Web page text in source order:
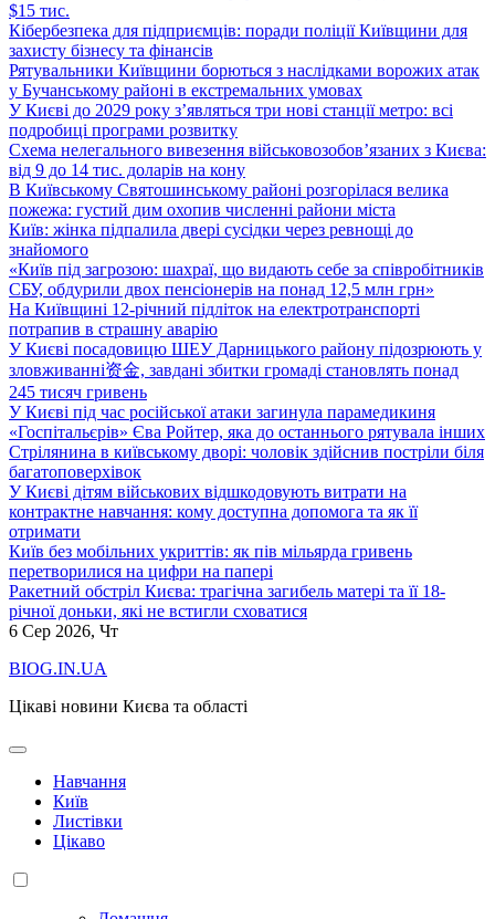
$15 тис.
Кібербезпека для підприємців: поради поліції Київщини для
захисту бізнесу та фінансів
Рятувальники Київщини борються з наслідками ворожих атак
у Бучанському районі в екстремальних умовах
У Києві до 2029 року з’являться три нові станції метро: всі
подробиці програми розвитку
Схема нелегального вивезення військовозобов’язаних з Києва:
від 9 до 14 тис. доларів на кону
В Київському Святошинському районі розгорілася велика
пожежа: густий дим охопив численні райони міста
Київ: жінка підпалила двері сусідки через ревнощі до
знайомого
«Київ під загрозою: шахраї, що видають себе за співробітників
СБУ, обдурили двох пенсіонерів на понад 12,5 млн грн»
На Київщині 12-річний підліток на електротранспорті
потрапив в страшну аварію
У Києві посадовицю ШЕУ Дарницького району підозрюють у
зловживанні资金, завдані збитки громаді становлять понад
245 тисяч гривень
У Києві під час російської атаки загинула парамедикиня
«Госпітальєрів» Єва Ройтер, яка до останнього рятувала інших
Стрілянина в київському дворі: чоловік здійснив постріли біля
багатоповерхівок
У Києві дітям військових відшкодовують витрати на
контрактне навчання: кому доступна допомога та як її
отримати
Київ без мобільних укриттів: як пів мільярда гривень
перетворилися на цифри на папері
Ракетний обстріл Києва: трагічна загибель матері та її 18-
річної доньки, які не встигли сховатися
6 Сер 2026, Чт
BIOG.IN.UA
Цікаві новини Києва та області
Навчання
Київ
Листівки
Цікаво